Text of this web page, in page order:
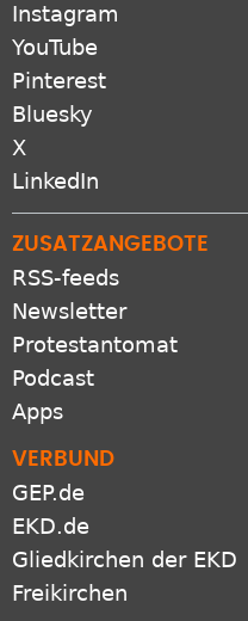
Instagram
YouTube
Pinterest
Bluesky
X
LinkedIn
ZUSATZANGEBOTE
RSS-feeds
Newsletter
Protestantomat
Podcast
Apps
VERBUND
GEP.de
EKD.de
Gliedkirchen der EKD
Freikirchen